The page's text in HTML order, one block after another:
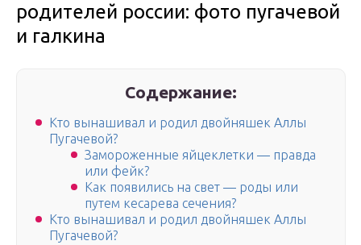
родителей россии: фото пугачевой
и галкина
Содержание:
Кто вынашивал и родил двойняшек Аллы
Пугачевой?
Замороженные яйцеклетки — правда
или фейк?
Как появились на свет — роды или
путем кесарева сечения?
Кто вынашивал и родил двойняшек Аллы
Пугачевой?